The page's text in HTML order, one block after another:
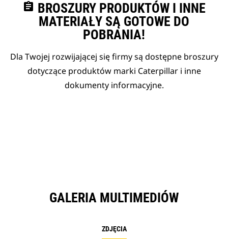
assignment BROSZURY PRODUKTÓW I INNE
MATERIAŁY SĄ GOTOWE DO
POBRANIA!
Dla Twojej rozwijającej się firmy są dostępne broszury
dotyczące produktów marki Caterpillar i inne
dokumenty informacyjne.
GALERIA MULTIMEDIÓW
ZDJĘCIA